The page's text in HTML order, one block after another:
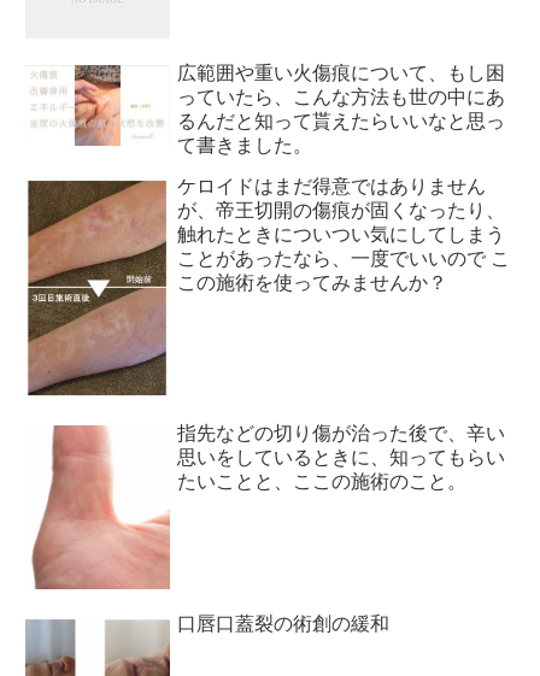
広範囲や重い火傷痕について、もし困
っていたら、こんな方法も世の中にあ
るんだと知って貰えたらいいなと思っ
て書きました。
ケロイドはまだ得意ではありません
が、帝王切開の傷痕が固くなったり、
触れたときについつい気にしてしまう
ことがあったなら、一度でいいので こ
この施術を使ってみませんか？
指先などの切り傷が治った後で、辛い
思いをしているときに、知ってもらい
たいことと、ここの施術のこと。
口唇口蓋裂の術創の緩和